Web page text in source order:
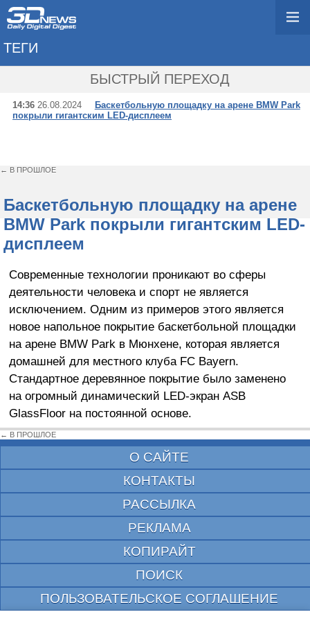
ТЕГИ
БЫСТРЫЙ ПЕРЕХОД
14:36 26.08.2024
Баскетбольную площадку на арене BMW Park
покрыли гигантским LED-дисплеем
← В ПРОШЛОЕ
Баскетбольную площадку на арене
BMW Park покрыли гигантским LED-
дисплеем
Современные технологии проникают во сферы
деятельности человека и спорт не является
исключением. Одним из примеров этого является
новое напольное покрытие баскетбольной площадки
на арене BMW Park в Мюнхене, которая является
домашней для местного клуба FC Bayern.
Стандартное деревянное покрытие было заменено
на огромный динамический LED-экран ASB
GlassFloor на постоянной основе.
← В ПРОШЛОЕ
О САЙТЕ
КОНТАКТЫ
РАССЫЛКА
РЕКЛАМА
КОПИРАЙТ
ПОИСК
ПОЛЬЗОВАТЕЛЬСКОЕ СОГЛАШЕНИЕ